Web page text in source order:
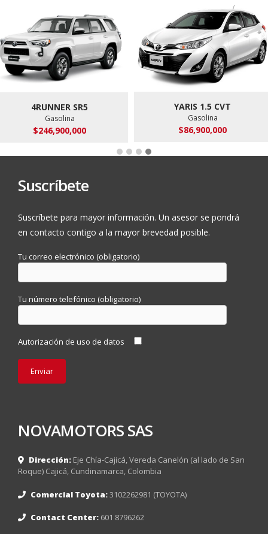
1,845
Altura al piso (mm)
210
4RUNNER SR5
Gasolina
$246,900,000
YARIS 1.5 CVT
Gasolina
$86,900,000
Suscríbete
Suscríbete para mayor información. Un asesor se pondrá
en contacto contigo a la mayor brevedad posible.
Tu correo electrónico (obligatorio)
Tu número telefónico (obligatorio)
Autorización de uso de datos
NOVAMOTORS SAS
Dirección: Eje Chía-Cajicá, Vereda Canelón (al lado de San
Roque) Cajicá, Cundinamarca, Colombia
Comercial Toyota:3102262981 (TOYOTA)
Contact Center: 601 8796262